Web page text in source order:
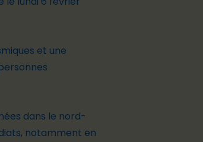
et une
dans le nord-
notamment en